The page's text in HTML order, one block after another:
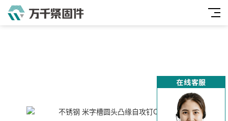
不锈钢 米字槽圆头凸缘自攻钉C型 DIN 9682025-08-11